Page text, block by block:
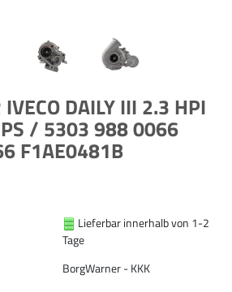
DAILY III 2.3 HPI
/ 5303 988 0066
F1AE0481B
Lieferbar innerhalb von 1-2
Tage
BorgWarner - KKK